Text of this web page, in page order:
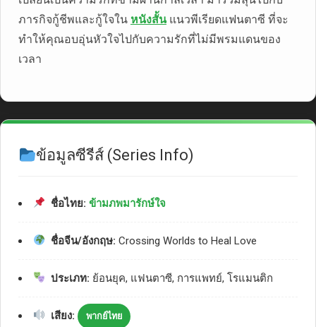
ภารกิจกู้ชีพและกู้ใจใน หนังสั้นแนวพีเรียดแฟนตาซี ที่จะ
ทำให้คุณอบอุ่นหัวใจไปกับความรักที่ไม่มีพรมแดนของ
เวลา
ข้อมูลซีรีส์ (Series Info)
ชื่อไทย: ข้ามภพมารักษ์ใจ
ชื่อจีน/อังกฤษ: Crossing Worlds to Heal Love
ประเภท: ย้อนยุค, แฟนตาซี, การแพทย์, โรแมนติก
เสียง: พากย์ไทย